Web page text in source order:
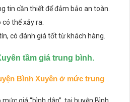
tin cần thiết để đảm bảo an toàn.
có thể xảy ra.
có đánh giá tốt từ khách hàng.
tầm giá trung bình.
Bình Xuyên ở mức trung